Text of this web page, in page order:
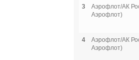
3
Аэрофлот/АК
Аэрофлот)
4
Аэрофлот/АК
Аэрофлот)